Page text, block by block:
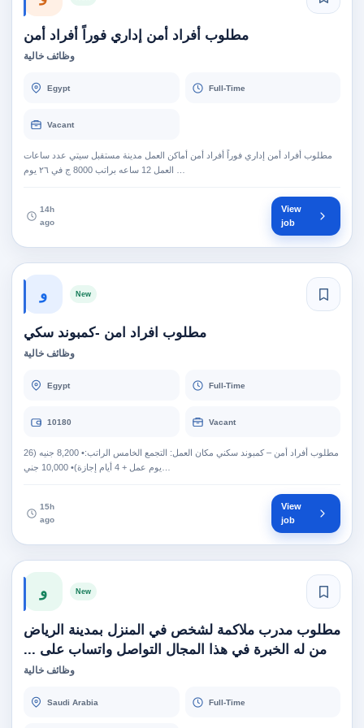
مطلوب أفراد أمن إداري فوراً أفراد أمن
وظائف خالية
Egypt Full-Time
Vacant
مطلوب أفراد أمن إداري فوراً أفراد أمن أماكن العمل مدينة مستقبل سيتي عدد ساعات
14h
ago
View
job
و New
مطلوب افراد امن -كمبوند سكي
وظائف خالية
Egypt Full-Time
10180 Vacant
مطلوب أفراد أمن – كمبوند سكني مكان العمل: التجمع الخامس الراتب:• 8,200 جنيه (26
15h
ago
View
job
و New
مطلوب مدرب ملاكمة لشخص في المنزل بمدينة الرياض
من له الخبرة في هذا المجال التواصل واتساب على ...
وظائف خالية
Saudi Arabia Full-Time